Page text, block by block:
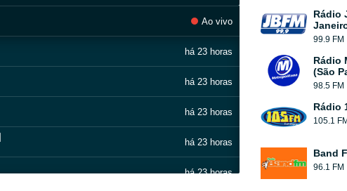
Ao vivo
há 23 horas
há 23 horas
há 23 horas
há 23 horas
há 23 horas
Rádio
99.9 FM
Rádio
(São
98.5 FM
Rádio
105.1 FM
Band
96.1 FM